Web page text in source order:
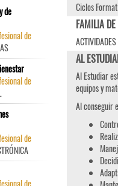
Ciclos
FAMILIA
AL
Al Estudiar
equipos y
Al conseguir
de
de
de
de
de